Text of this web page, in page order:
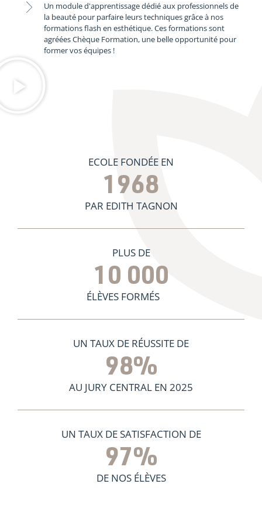
Un module d'apprentissage dédié aux professionnels de
la beauté pour parfaire leurs techniques grâce à nos
formations flash en esthétique. Ces formations sont
agréées Chèque Formation, une belle opportunité pour
former vos équipes !
ECOLE FONDÉE EN
PAR EDITH TAGNON
1968
PLUS DE
ÉLÈVES FORMÉS
10 000
UN TAUX DE RÉUSSITE DE
AU JURY CENTRAL EN 2025
98%
UN TAUX DE SATISFACTION DE
DE NOS ÉLÈVES
97%